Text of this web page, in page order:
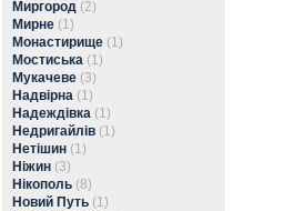
Миргород (2)
Мирне (1)
Монастирище (1)
Мостиська (1)
Мукачеве (3)
Надвірна (1)
Надеждівка (1)
Недригайлів (1)
Нетішин (1)
Ніжин (3)
Нікополь (8)
Новий Путь (1)